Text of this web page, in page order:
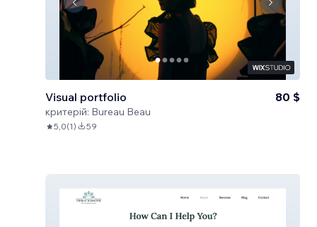
Visual portfolio
критерій: Bureau Beau
80 $
5,0(1) 59